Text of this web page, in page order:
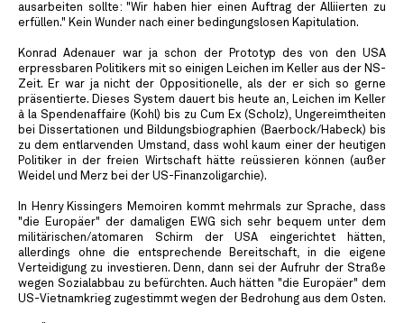
ausarbeiten sollte: "Wir haben hier einen Auftrag der Alliierten zu
erfüllen." Kein Wunder nach einer bedingungslosen Kapitulation.
Konrad Adenauer war ja schon der Prototyp des von den USA
erpressbaren Politikers mit so einigen Leichen im Keller aus der NS-
Zeit. Er war ja nicht der Oppositionelle, als der er sich so gerne
präsentierte. Dieses System dauert bis heute an, Leichen im Keller
à la Spendenaffaire (Kohl) bis zu Cum Ex (Scholz), Ungereimtheiten
bei Dissertationen und Bildungsbiographien (Baerbock/Habeck) bis
zu dem entlarvenden Umstand, dass wohl kaum einer der heutigen
Politiker in der freien Wirtschaft hätte reüssieren können (außer
Weidel und Merz bei der US-Finanzoligarchie).
In Henry Kissingers Memoiren kommt mehrmals zur Sprache, dass
"die Europäer" der damaligen EWG sich sehr bequem unter dem
militärischen/atomaren Schirm der USA eingerichtet hätten,
allerdings ohne die entsprechende Bereitschaft, in die eigene
Verteidigung zu investieren. Denn, dann sei der Aufruhr der Straße
wegen Sozialabbau zu befürchten. Auch hätten "die Europäer" dem
US-Vietnamkrieg zugestimmt wegen der Bedrohung aus dem Osten.